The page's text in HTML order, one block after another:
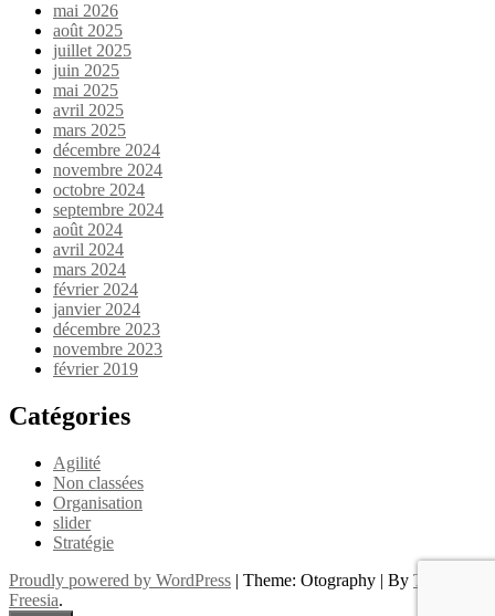
mai 2026
août 2025
juillet 2025
juin 2025
mai 2025
avril 2025
mars 2025
décembre 2024
novembre 2024
octobre 2024
septembre 2024
août 2024
avril 2024
mars 2024
février 2024
janvier 2024
décembre 2023
novembre 2023
février 2019
Catégories
Agilité
Non classées
Organisation
slider
Stratégie
Proudly powered by WordPress | Theme: Otography | By Theme
Freesia.